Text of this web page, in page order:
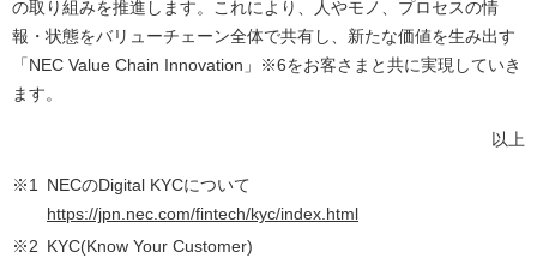
の取り組みを推進します。これにより、人やモノ、プロセスの情
報・状態をバリューチェーン全体で共有し、新たな価値を生み出す
「NEC Value Chain Innovation」※6をお客さまと共に実現していき
ます。
以上
※1
NECのDigital KYCについて
https://jpn.nec.com/fintech/kyc/index.html
※2 KYC(Know Your Customer)